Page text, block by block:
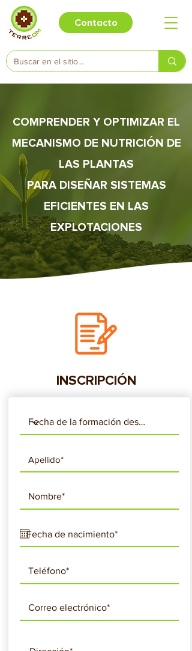
Contacto
COMPRENDER Y OPTIMIZAR EL
MECANISMO DE NUTRICIÓN DE
LAS PLANTAS
PARA DISEÑAR SISTEMAS
EFICIENTES EN LAS
EXPLOTACIONES
INSCRIPCIÓN